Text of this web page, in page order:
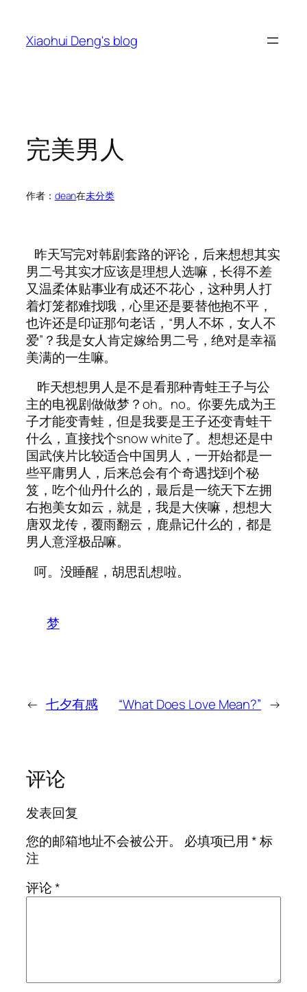
Xiaohui Deng's blog
完美男人
作者： dean在未分类
昨天写完对韩剧套路的评论，后来想想其实
男二号其实才应该是理想人选嘛，长得不差
又温柔体贴事业有成还不花心，这种男人打
着灯笼都难找哦，心里还是要替他抱不平，
也许还是印证那句老话，“男人不坏，女人不
爱”？我是女人肯定嫁给男二号，绝对是幸福
美满的一生嘛。
昨天想想男人是不是看那种青蛙王子与公
主的电视剧做做梦？oh。no。你要先成为王
子才能变青蛙，但是我要是王子还变青蛙干
什么，直接找个snow white了。想想还是中
国武侠片比较适合中国男人，一开始都是一
些平庸男人，后来总会有个奇遇找到个秘
笈，吃个仙丹什么的，最后是一统天下左拥
右抱美女如云，就是，我是大侠嘛，想想大
唐双龙传，覆雨翻云，鹿鼎记什么的，都是
男人意淫极品嘛。
呵。没睡醒，胡思乱想啦。
梦
← 七夕有感 “What Does Love Mean?” →
评论
发表回复
您的邮箱地址不会被公开。
必填项已用*标
注
评论*